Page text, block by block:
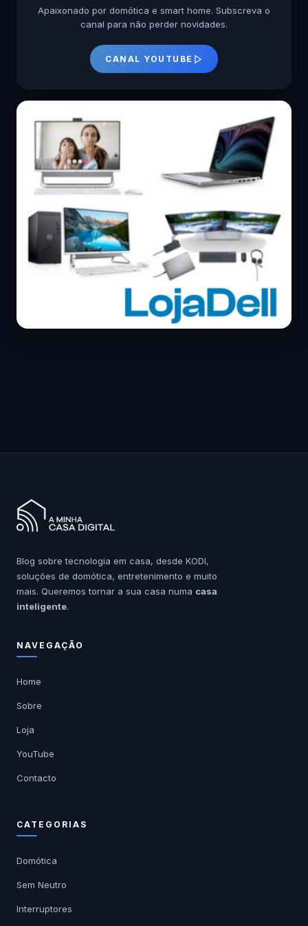
Apaixonado por domótica e smart home. Subscreva o
canal para não perder novidades.
CANAL YOUTUBE
Blog sobre tecnologia em casa, desde KODI,
soluções de domótica, entretenimento e muito
mais. Queremos tornar a sua casa numa casa
inteligente.
NAVEGAÇÃO
Home
Sobre
Loja
YouTube
Contacto
CATEGORIAS
Domótica
Sem Neutro
Interruptores